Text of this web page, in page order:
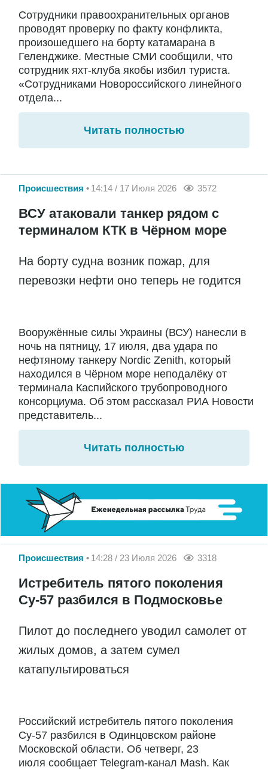
Сотрудники правоохранительных органов
проводят проверку по факту конфликта,
произошедшего на борту катамарана в
Геленджике. Местные СМИ сообщили, что
сотрудник яхт-клуба якобы избил туриста.
«Сотрудниками Новороссийского линейного
отдела...
Читать полностью
Происшествия 14:14 / 17 Июля 2026 3572
ВСУ атаковали танкер рядом с
терминалом КТК в Чёрном море
На борту судна возник пожар, для
перевозки нефти оно теперь не годится
Вооружённые силы Украины (ВСУ) нанесли в
ночь на пятницу, 17 июля, два удара по
нефтяному танкеру Nordic Zenith, который
находился в Чёрном море неподалёку от
терминала Каспийского трубопроводного
консорциума. Об этом рассказал РИА Новости
представитель...
Читать полностью
Происшествия 14:28 / 23 Июля 2026 3318
Истребитель пятого поколения
Су-57 разбился в Подмосковье
Пилот до последнего уводил самолет от
жилых домов, а затем сумел
катапультироваться
Российский истребитель пятого поколения
Су-57 разбился в Одинцовском районе
Московской области. Об четверг, 23
июля сообщает Telegram-канал Mash. Как